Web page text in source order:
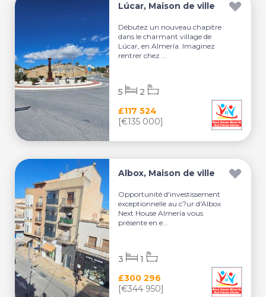
Lúcar, Maison de ville
Débutez un nouveau chapitre
dans le charmant village de
Lúcar, en Almería. Imaginez
rentrer chez ...
£117 524
[€135 000]
5 2
Albox, Maison de ville
Opportunité d'investissement
exceptionnelle au c?ur d'Albox
Next House Almería vous
présente en e...
£300 296
[€344 950]
3 1